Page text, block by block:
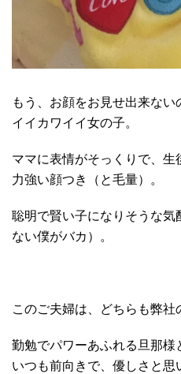
もう、お顔をお見せ出来な
イイカワイイ女の子。
ママに表情がそっくりで、
力強い顔つき（と毛量）。
聡明で賢い子になりそうな気
ない僕がバカ）。
このご夫婦は、どちらも弊社
勤勉でパワーあふれる旦那
いつも前向きで、優しさと思